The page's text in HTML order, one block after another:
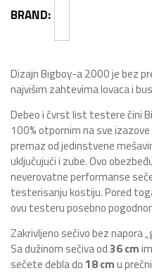
BRAND:
Dizajn Bigboy-a 2000 je bez
najvišim zahtevima lovaca i
Debeo i čvrst list testere čini
100% otpornim na sve izazove
premaz od jedinstvene
uključujući i zube. Ovo
neverovatne performanse
testerisanju kostiju. Pored
ovu testeru posebno
Zakrivljeno sečivo bez napora
Sa dužinom sečiva od36 cm
sečete debla do 18 cmu